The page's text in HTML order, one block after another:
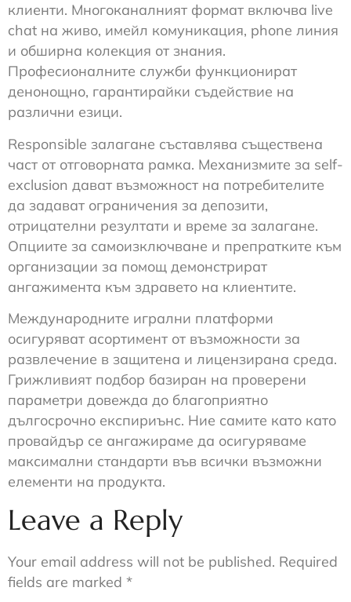
клиенти. Многоканалният формат включва live
chat на живо, имейл комуникация, phone линия
и обширна колекция от знания.
Професионалните служби функционират
денонощно, гарантирайки съдействие на
различни езици.
Responsible залагане съставлява съществена
част от отговорната рамка. Механизмите за self-
exclusion дават възможност на потребителите
да задават ограничения за депозити,
отрицателни резултати и време за залагане.
Опциите за самоизключване и препратките към
организации за помощ демонстрират
ангажимента към здравето на клиентите.
Международните игрални платформи
осигуряват асортимент от възможности за
развлечение в защитена и лицензирана среда.
Грижливият подбор базиран на проверени
параметри довежда до благоприятно
дългосрочно експириънс. Ние самите като като
провайдър се ангажираме да осигуряваме
максимални стандарти във всички възможни
елементи на продукта.
Leave a Reply
Your email address will not be published. Required
fields are marked *